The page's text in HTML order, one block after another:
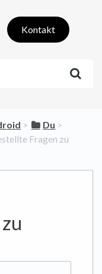
Kontakt
​ > ​ ​Du ​ > ​
Fragen zu